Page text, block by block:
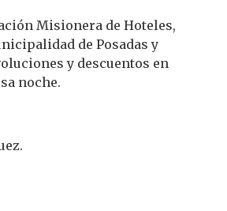
Misionera de Hoteles,
de Posadas y
y descuentos en
noche.